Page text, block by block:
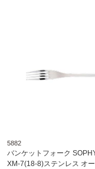
5882
バンケットフォーク
XM-7(18-8)ステンレス オ